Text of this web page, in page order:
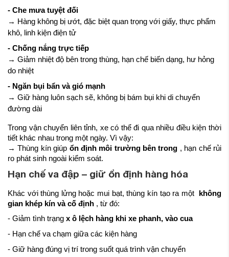
- Che mưa tuyệt đối
→ Hàng không bị ướt, đặc biệt quan trọng với giấy, thực phẩm
khô, linh kiện điện tử
- Chống nắng trực tiếp
→ Giảm nhiệt độ bên trong thùng, hạn chế biến dạng, hư hỏng
do nhiệt
- Ngăn bụi bẩn và gió mạnh
→ Giữ hàng luôn sạch sẽ, không bị bám bụi khi di chuyển
đường dài
Trong vận chuyển liên tỉnh, xe có thể đi qua nhiều điều kiện thời
tiết khác nhau trong một ngày. Vì vậy:
→ Thùng kín giúp ổn định môi trường bên trong , hạn chế rủi
ro phát sinh ngoài kiểm soát.
Hạn chế va đập – giữ ổn định hàng hóa
Khác với thùng lửng hoặc mui bạt, thùng kín tạo ra một
không
gian khép kín và cố định , từ đó:
- Giảm tình trạng x ô lệch hàng khi xe phanh, vào cua
- Hạn chế va chạm giữa các kiện hàng
- Giữ hàng đúng vị trí trong suốt quá trình vận chuyển